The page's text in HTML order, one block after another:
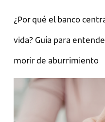
¿Por qué el banco
vida? Guía para
morir de aburrimiento